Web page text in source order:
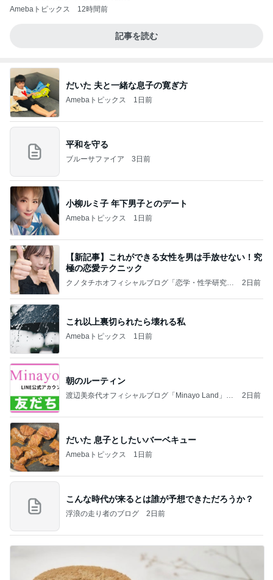
Amebaトピックス 12時間前
記事を読む
だいた 夫と一緒な息子の寛ぎ方
Amebaトピックス 1日前
平和を守る
ブルーサファイア 3日前
小柳ルミ子 年下男子とのデート
Amebaトピックス 1日前
【新記事】これができる女性を男は手放せない！究
極の恋愛テクニック
クノタチホオフィシャルブログ「恋学・性学研究
2日前
これ以上裏切られたら壊れる私
Amebaトピックス 1日前
朝のルーティン
渡辺美奈代オフィシャルブログ「Minayo Land」P
2日前
だいた 息子としたいバーベキュー
Amebaトピックス 1日前
こんな時代が来るとは誰が予想できただろうか？
浮浪の走り者のブログ 2日前